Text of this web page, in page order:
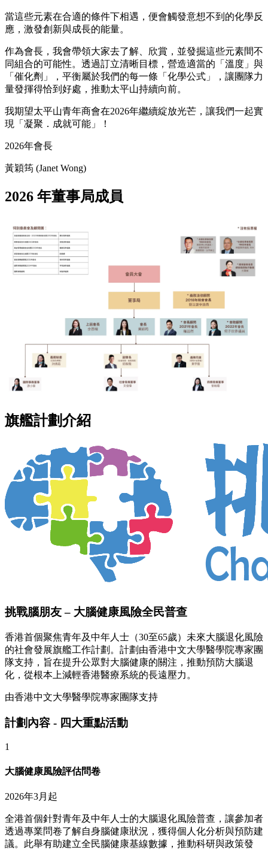
當這些元素在合適的條件下相遇，便會觸發意想不到的化學反
應，激發創新與成長的能量。
作為會長，我會帶領大家去了解、欣賞，並發掘這些元素間不
同組合的可能性。透過訂立清晰目標，營造適當的「溫度」與
「催化劑」，平衡屬於我們的每一條「化學公式」，讓團隊力
量發揮得恰到好處，推動太平山持續向前。
我期望太平山青年商會在2026年繼續綻放光芒，讓我們一起實
現「凝聚．成就可能」！
2026年會長
黃穎筠 (Janet Wong)
2026 年董事局成員
旗艦計劃介紹
挑戰腦朋友 – 大腦健康風險全民普查
香港首個聚焦青年及中年人士（30至65歲）未來大腦退化風險
的社會發展旗艦工作計劃。計劃由香港中文大學醫學院專家團
隊支持，旨在提升公眾對大腦健康的關注，推動預防大腦退
化，從根本上減輕香港醫療系統的長遠壓力。
由香港中文大學醫學院專家團隊支持
計劃內容 - 四大重點活動
1
大腦健康風險評估問卷
2026年3月起
全港首個針對青年及中年人士的大腦退化風險普查，讓參加者
透過專業問卷了解自身腦健康狀況，獲得個人化分析與預防建
議。此舉有助建立全民腦健康基線數據，推動科研與政策發